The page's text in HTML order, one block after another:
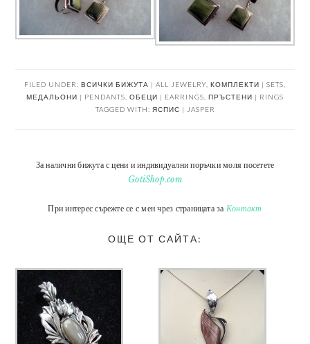
FILED UNDER: ВСИЧКИ БИЖУТА | ALL JEWELRY КОМПЛЕКТИ | SETS
МЕДАЛЬОНИ | PENDANTS ОБЕЦИ | EARRINGS ПРЪСТЕНИ | RINGS
TAGGED WITH: ЯСПИС | JASPER
За налични бижута с цени и индивидуални поръчки моля посетете
GotiShop.com
При интерес сърежте се с мен чрез страницата за Контакт
ОЩЕ ОТ САЙТА: